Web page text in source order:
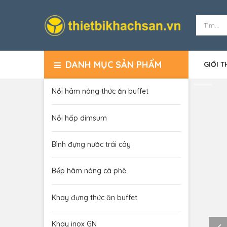
DANH MỤC SẢN PHẨM
Nồi hâm nóng thức ăn buffet
Nồi hấp dimsum
Bình đựng nước trái cây
Bếp hâm nóng cà phê
Khay đựng thức ăn buffet
Khay inox GN
GIỚI